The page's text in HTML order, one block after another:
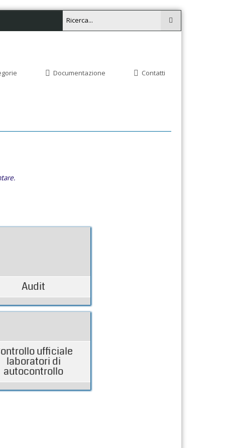
Documentazione Contatti
Audit
ufficiale
laboratori di
autocontrollo